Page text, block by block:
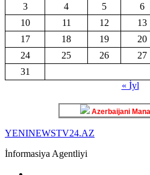
3
4 5 6
10
11 12 13
17
18 19 20
24
25 26 27
31
« İyl
Azerbaijani
YENINEWSTV24.AZ
İnformasiya Agentliyi